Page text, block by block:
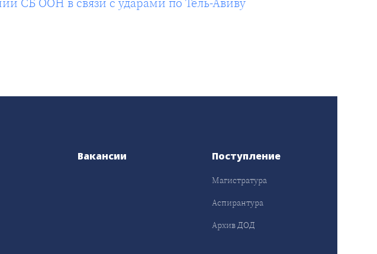
Вакансии Поступление
Магистратура
Аспирантура
Архив ДОД